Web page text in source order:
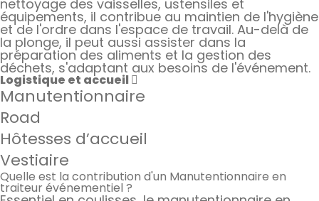
nettoyage des vaisselles, ustensiles et
équipements, il contribue au maintien de l'hygiène
et de l'ordre dans l'espace de travail. Au-delà de
la plonge, il peut aussi assister dans la
préparation des aliments et la gestion des
déchets, s'adaptant aux besoins de l'événement.
Logistique et accueil
Manutentionnaire
Road
Hôtesses d’accueil
Vestiaire
Quelle est la contribution d'un Manutentionnaire en
traiteur événementiel ?